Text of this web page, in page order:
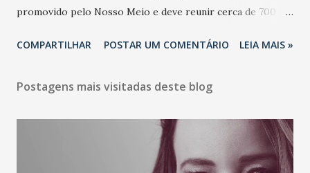
promovido pelo Nosso Meio e deve reunir cerca de 700
e lideranças do Mercado Nacional. Desde 2022, o NM2B
de negócios do Nordeste, reunindo profissionais de marcas
LinkedIn, VISA, Grupo 3corações, TikTok e M. Dias Branco.
A nova edição chega em um momento em que autenticidade
e consistência ganham peso nas conversas sobre marca,
COMPARTILHAR POSTAR UM COMENTÁRIO LEIA MAIS »
Postagens mais visitadas deste blog